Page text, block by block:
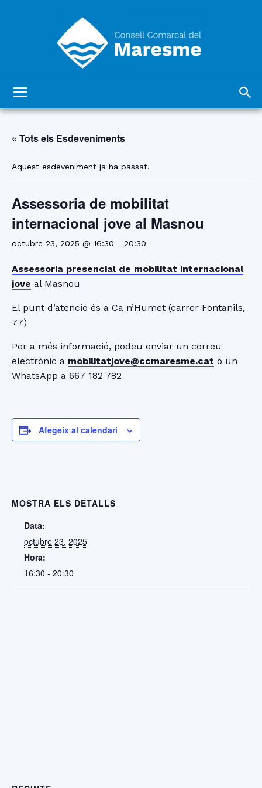
del
« Tots els Esdeveniments
Aquest esdeveniment ja ha passat.
Assessoria de mobilitat
internacional jove al Masnou
octubre 23, 2025 @ 16:30 - 20:30
Assessoria presencial de mobilitat internacional
jove al Masnou
El punt d’atenció és a Ca n’Humet (carrer Fontanils,
77)
Per a més informació, podeu enviar un correu
electrònic a mobilitatjove@ccmaresme.cat o un
WhatsApp a 667 182 782
Afegeix al calendari
MOSTRA ELS DETALLS
Data:
octubre 23, 2025
Hora:
16:30 - 20:30